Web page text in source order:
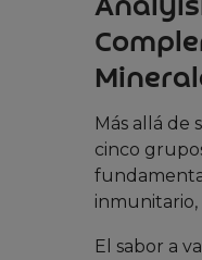
Más allá de
cinco
inmunitario,
El sabor a